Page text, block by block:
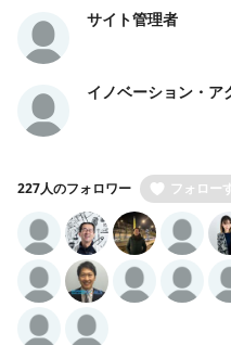
サイト管理者
イノベーション・ア
227人のフォロワー フォロー